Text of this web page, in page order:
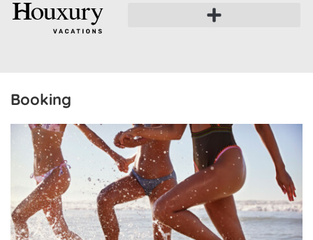
Booking